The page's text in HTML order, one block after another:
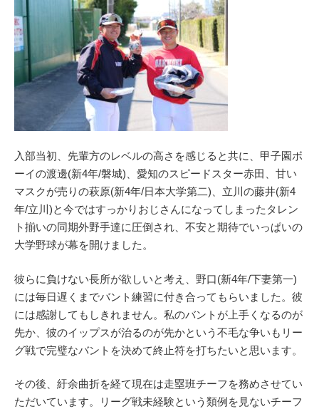
入部当初、先輩方のレベルの高さを感じると共に、甲子園ボ
ーイの渡邊(新4年/磐城)、愛知のスピードスター赤田、甘い
マスクが売りの萩原(新4年/日本大学第二)、立川の藤井(新4
年/立川)と今ではすっかりおじさんになってしまったタレン
ト揃いの同期外野手達に圧倒され、不安と期待でいっぱいの
大学野球が幕を開けました。
彼らに負けない長所が欲しいと考え、野口(新4年/下妻第一)
には毎日遅くまでバント練習に付き合ってもらいました。彼
には感謝してもしきれません。私のバントが上手くなるのが
先か、彼のイップスが治るのが先かという不毛な争いもリー
グ戦で完璧なバントを決めて終止符を打ちたいと思います。
その後、紆余曲折を経て現在は走塁班チーフを務めさせてい
ただいています。リーグ戦未経験という類例を見ないチーフ